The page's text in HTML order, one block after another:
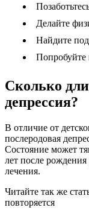
Делайте
Найдите
Попробуйте
Сколько
депрессия?
В отличие от
послеродовая
Состояние может
лет после рождения
лечения.
Читайте так же
повторяется